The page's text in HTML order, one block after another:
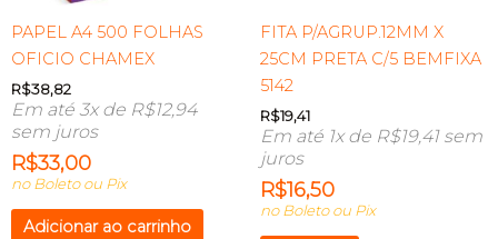
PAPEL A4 500 FOLHAS
OFICIO CHAMEX
R$38,82
Em até 3x de R$12,94
sem juros
R$33,00
no Boleto ou Pix
Adicionar ao carrinho
FITA P/AGRUP.12MM X
25CM PRETA C/5 BEMFIXA
5142
R$19,41
Em até 1x de R$19,41sem
juros
R$16,50
no Boleto ou Pix